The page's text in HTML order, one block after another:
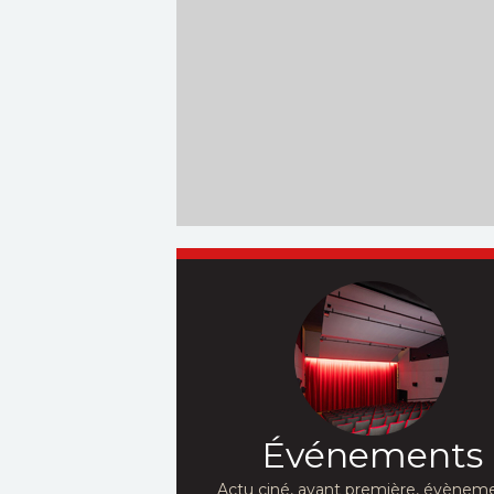
Événements
Actu ciné, avant première,